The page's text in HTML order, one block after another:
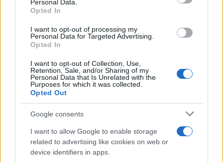
Personal Data.
Opted In
I want to opt-out of processing my
Personal Data for Targeted Advertising.
Opted In
I want to opt-out of Collection, Use,
Retention, Sale, and/or Sharing of my
Personal Data that Is Unrelated with the
Purposes for which it was collected.
Opted Out
Google consents
I want to allow Google to enable storage
related to advertising like cookies on web or
device identifiers in apps.
Η απόφαση επί των ποινών πιθανότατα θα
ληφθεί την Τρίτη οπότε είναι πιθανό να εξεταστεί
και το επόμενο κρίσιμο ζήτημα που αφορά το αν
θα έχει ή όχι ανασταλτική δύναμη η έφεση. Αν
δηλαδή θα τεθεί και για ποιους καταδικασθέντες
θέμα κράτησης στην φυλακή.
Εφόσον το δικαστήριο δεν χορηγήσει
ανασταλτικό αποτέλεσμα στην έφεση , εκδίδει
απόσπασμα της απόφασης του για κάθε